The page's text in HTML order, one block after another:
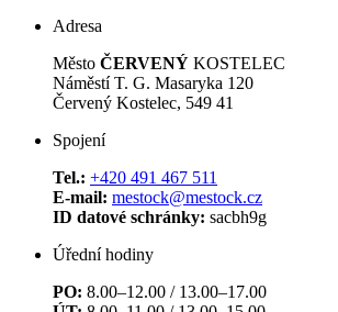
Adresa
Město ČERVENÝ KOSTELEC
Náměstí T. G. Masaryka 120
Červený Kostelec, 549 41
Spojení
Tel.: +420 491 467 511
E-mail: mestock@mestock.cz
ID datové schránky: sacbh9g
Úřední hodiny
PO: 8.00–12.00 / 13.00–17.00